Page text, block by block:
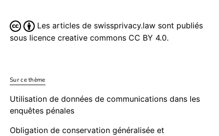
Les articles de swissprivacy.law sont publiés
sous licence creative commons CC BY 4.0.
Sur ce thème
Utilisation de données de communications dans les
enquêtes pénales
Obligation de conservation généralisée et